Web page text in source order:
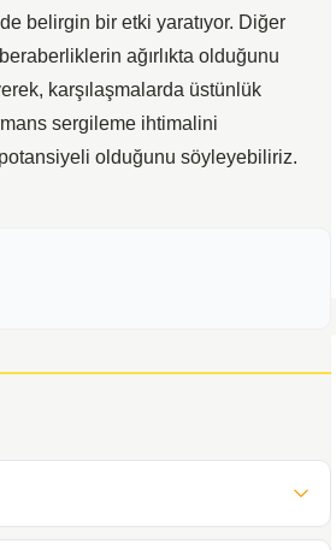
to
decrease
belirgin bir etki yaratıyor. Diğer
ağırlıkta olduğunu
karşılaşmalarda üstünlük
sergileme ihtimalini
potansiyeli olduğunu söyleyebiliriz.